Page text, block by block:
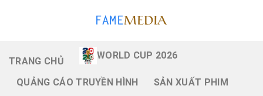
TRANG CHỦ
WORLD CUP 2026
QUẢNG CÁO TRUYỀN HÌNH
SẢN XUẤT PHIM